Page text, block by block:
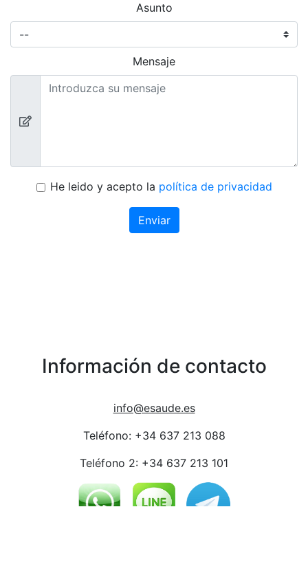
Asunto
Mensaje
He leido y acepto la política de privacidad
Enviar
Información de contacto
info@esaude.es
Teléfono: +34 637 213 088
Teléfono 2: +34 637 213 101